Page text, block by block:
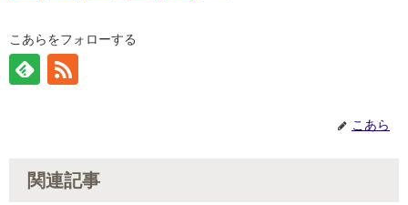
こあらをフォローする
こあら
関連記事